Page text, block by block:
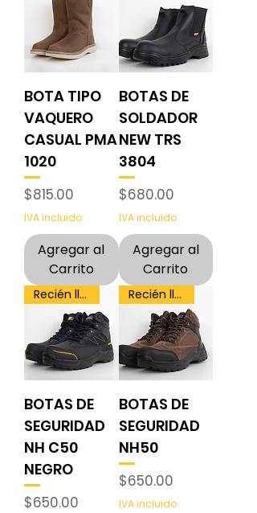
BOTA TIPO
VAQUERO
CASUAL PMA
1020
Precio
$815.00
IVA incluido
Agregar al
Carrito
BOTAS DE
SOLDADOR
NEW TRS
3804
Precio
$680.00
IVA incluido
Agregar al
Carrito
Recién llegado
BOTAS DE
SEGURIDAD
NH C50
NEGRO
Precio
$650.00
Recién llegado
BOTAS DE
SEGURIDAD
NH50
Precio
$650.00
IVA incluido